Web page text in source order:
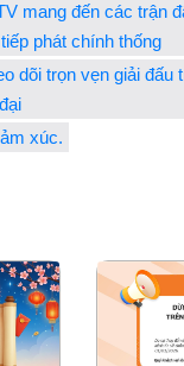
mang đến các trận
phát chính thống
dõi trọn vẹn giải đấu
xúc.